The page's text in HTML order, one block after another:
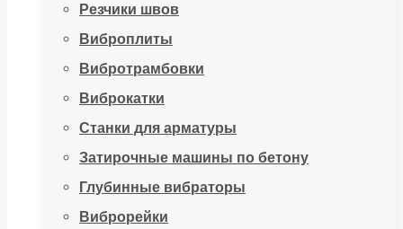
Резчики швов
Виброплиты
Вибротрамбовки
Виброкатки
Станки для арматуры
Затирочные машины по бетону
Глубинные вибраторы
Виброрейки